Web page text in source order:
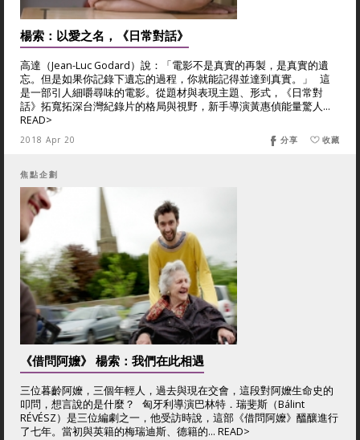
楊索：以愛之名，《日常對話》
高達（Jean-Luc Godard）說：「電影不是真實的再製，是真實的遺
忘。但是如果你記錄下遺忘的過程，你就能記得並達到真實。」 這
是一部引人細嚼尋味的電影。從題材與表現主題、形式，《日常對
話》拓寬拓深台灣紀錄片的格局與視野，新手導演黃惠偵能量驚人...
READ>
2018 Apr 20 收藏
分享
焦點企劃
《借問阿嬤》 楊索：我們在此相遇
三位暮齡阿嬤，三個年輕人，過去與現在交會，這段對阿嬤生命史的
叩問，想言說的是什麼？ 匈牙利導演巴林特．瑞斐斯（Bálint
RÉVÉSZ）是三位編劇之一，他受訪時說，這部《借問阿嬤》醞釀進行
了七年。當初與英籍的梅瑞迪斯、德籍的... READ>